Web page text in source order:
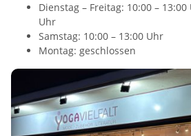
Dienstag – Freitag: 10:00 –
Uhr
Samstag: 10:00 – 13:00 Uhr
Montag: geschlossen